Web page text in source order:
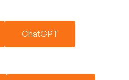
ChatGPT